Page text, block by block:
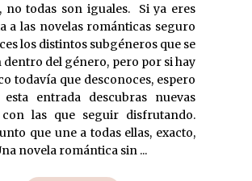
no todas son iguales. Si ya eres
a las novelas románticas seguro
los distintos subgéneros que se
dentro del género, pero por si hay
todavía que desconoces, espero
entrada descubras nuevas
las que seguir disfrutando.
que une a todas ellas, exacto,
novela romántica sin ...